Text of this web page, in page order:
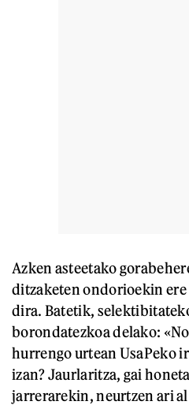
Azken asteetako
ditzaketen ondorioekin ere
dira. Batetik,
borondatezkoa delako:
hurrengo urtean UsaPeko
izan? Jaurlaritza, gai
jarrerarekin, neurtzen ari al